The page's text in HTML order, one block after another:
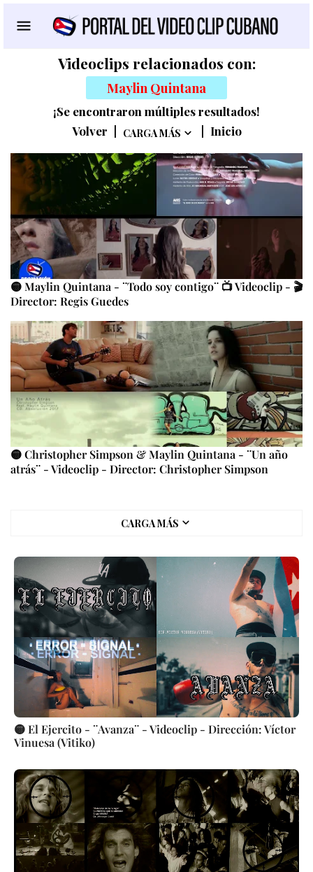
Videoclips relacionados con:
Maylin Quintana
¡Se encontraron múltiples resultados!
Volver
CARGA MÁS Inicio
🟡 Maylin Quintana - ¨Todo soy contigo¨ 📺 Videoclip - 🎬
Director: Regis Guedes
🟡 Christopher Simpson & Maylin Quintana - ¨Un año
atrás¨ - Videoclip - Director: Christopher Simpson
CARGA MÁS
🟡 El Ejercito - ¨Avanza¨ - Videoclip - Dirección: Víctor
Vinuesa (Vitiko)